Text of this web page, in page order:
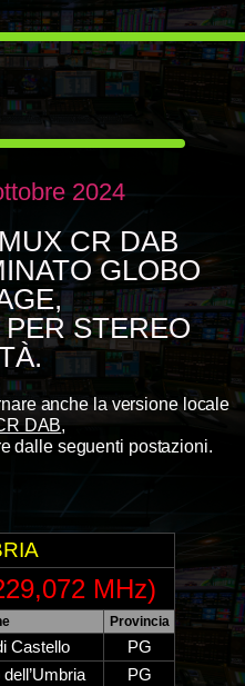
2024
CR DAB
GLOBO
STEREO
anche la versione locale
DAB,
dalle seguenti postazioni.
MHz)
Provincia
Castello
PG
PG